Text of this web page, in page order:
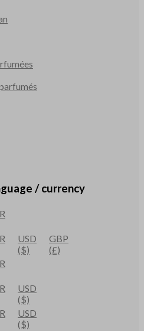
/ currency
USD
($)
GBP
(£)
USD
($)
USD
($)